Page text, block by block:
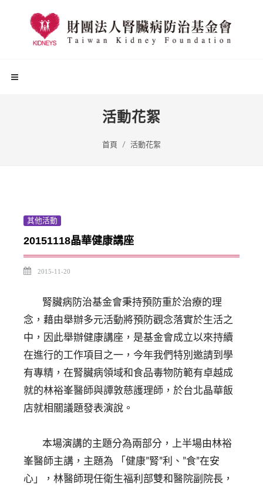
活動花絮
首頁 活動花絮
其他活動
20151118晶華健康講座
2015-11-20
腎臟病防治基金會秉持預防重於治療的理
念，藉由舉辦多元活動將預防觀念落實於生活之
中，因此舉辦健康講座，是基金會成立以來持續
在進行的工作項目之一，今年我們特別邀請到學
有專精，在腎臟病領域和食品毒物防範有卓越成
就的林裕峯醫師與譚敦慈護理師，於台北晶華飯
店就相關議題發表演說。
本場演講的主題分為兩部分，上半場由林裕
峯醫師主講，主題為 「健康”腎”利、”食”在安
心」，林醫師現任衛生福利部雙和醫院副院長，